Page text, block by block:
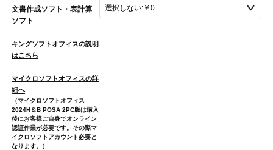
文書作成ソフト・表計算
ソフト
キングソフトオフィスの説明
はこちら
マイクロソフトオフィスの詳
細へ
（マイクロソフトオフィス
2024H＆B POSA 2PC版は購入
後にお客様ご自身でオンライン
認証作業が必要です。その際マ
イクロソフトアカウント必要と
なります。）